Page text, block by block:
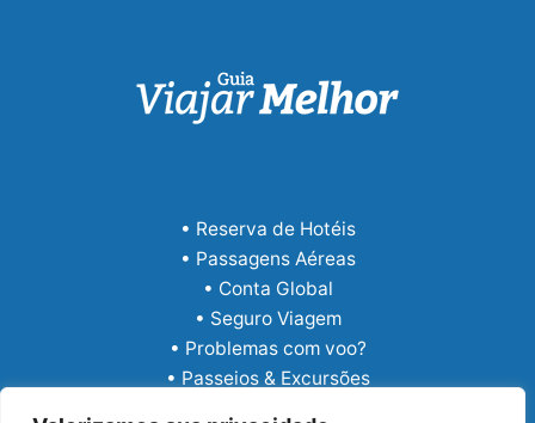
• Reserva de Hotéis
• Passagens Aéreas
• Conta Global
• Seguro Viagem
• Problemas com voo?
• Passeios & Excursões